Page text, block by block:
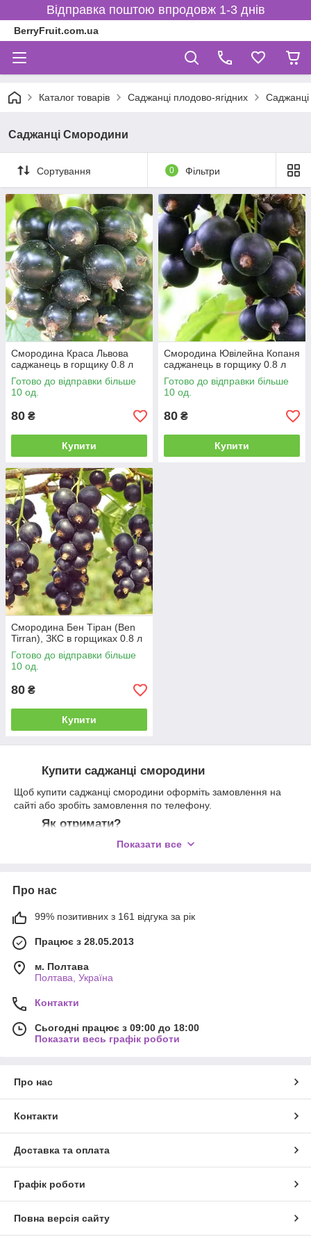
Відправка поштою впродовж 1-3 днів
BerryFruit.com.ua
Каталог товарів Саджанці плодово-ягідних
Саджанці Смородини
Сортування 0 Фільтри
Смородина Краса Львова
саджанець в горщику 0.8 л
Готово до відправки більше
10 од.
80 ₴
Купити
Смородина Ювілейна Копаня
саджанець в горщику 0.8 л
Готово до відправки більше
10 од.
80 ₴
Купити
Смородина Бен Тіран (Ben
Tirran), ЗКС в горщиках 0.8 л
Готово до відправки більше
10 од.
80 ₴
Купити
Купити саджанці смородини
Щоб купити саджанці смородини оформіть замовлення на
сайті або зробіть замовлення по телефону.
Як отримати?
Вже через декілька днів Ваше замовлення буде доставлений
Показати все
Про нас
99% позитивних з 161 відгука за рік
Працює з 28.05.2013
м. Полтава
Полтава, Україна
Контакти
Сьогодні працює з 09:00 до 18:00
Показати весь графік роботи
Про нас
Контакти
Доставка та оплата
Графік роботи
Повна версія сайту